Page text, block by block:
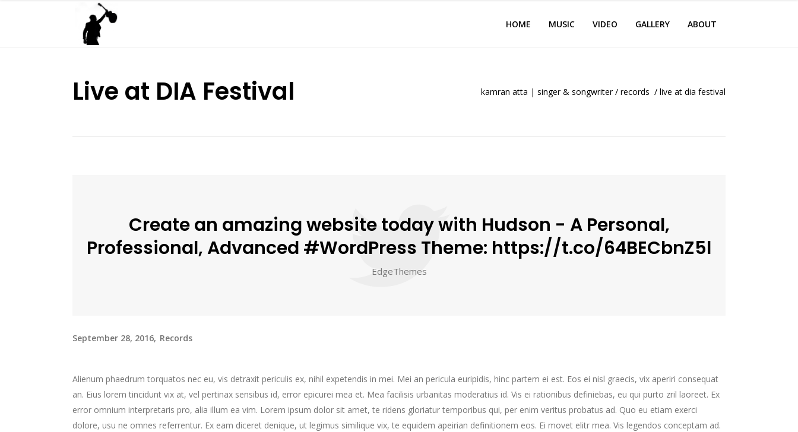
HOME MUSIC VIDEO GALLERY ABOUT
Live at DIA Festival kamran atta | singer & songwriter/ records / live at dia festival
Create an amazing website today with Hudson - A Personal,
Professional, Advanced #WordPress Theme: https://t.co/64BECbnZ5l
EdgeThemes
September 28, 2016 Records
Alienum phaedrum torquatos nec eu, vis detraxit periculis ex, nihil expetendis in mei. Mei an pericula euripidis, hinc partem ei est. Eos ei nisl graecis, vix aperiri consequat
an. Eius lorem tincidunt vix at, vel pertinax sensibus id, error epicurei mea et. Mea facilisis urbanitas moderatius id. Vis ei rationibus definiebas, eu qui purto zril laoreet. Ex
error omnium interpretaris pro, alia illum ea vim. Lorem ipsum dolor sit amet, te ridens gloriatur temporibus qui, per enim veritus probatus ad. Quo eu etiam exerci
dolore, usu ne omnes referrentur. Ex eam diceret denique, ut legimus similique vix, te equidem apeirian definitionem eos. Ei movet elitr mea. Vis legendos conceptam ad.